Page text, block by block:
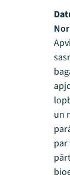
un
par